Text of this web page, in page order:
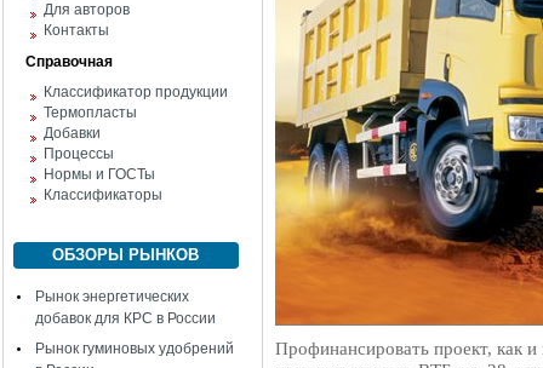
Для авторов
Контакты
Справочная
Классификатор продукции
Термопласты
Добавки
Процессы
Нормы и ГОСТы
Классификаторы
ОБЗОРЫ РЫНКОВ
Рынок энергетических
добавок для КРС в России
Рынок гуминовых удобрений
Профинансировать проект, как